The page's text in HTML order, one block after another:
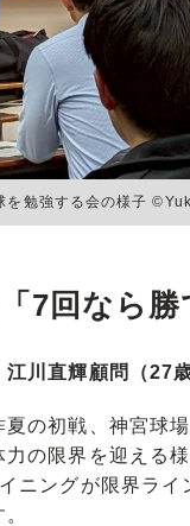
を勉強する会の様子
7回なら勝
川直輝顧問（27歳
の初戦、神宮球
の限界を迎える
ニングが限界ラ